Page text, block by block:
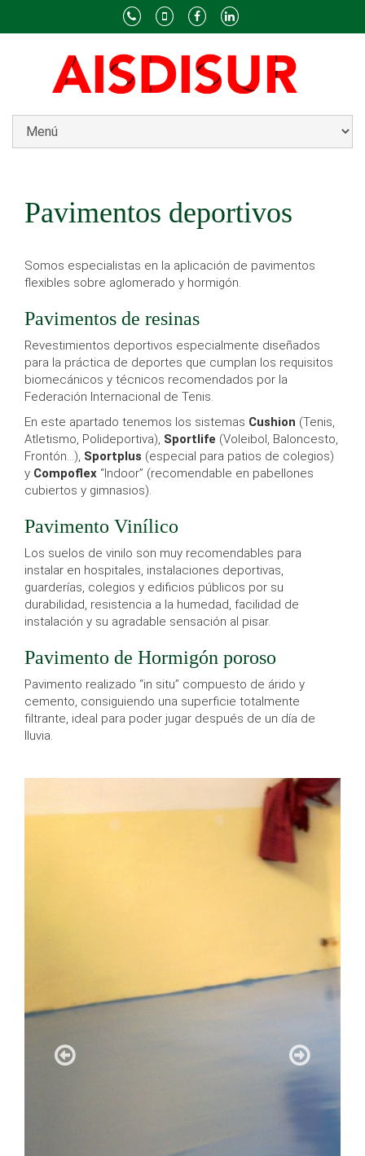
Pavimentos deportivos
Somos especialistas en la aplicación de pavimentos
flexibles sobre aglomerado y hormigón.
Pavimentos de resinas
Revestimientos deportivos especialmente diseñados
para la práctica de deportes que cumplan los requisitos
biomecánicos y técnicos recomendados por la
Federación Internacional de Tenis.
En este apartado tenemos los sistemas Cushion (Tenis,
Atletismo, Polideportiva), Sportlife (Voleibol, Baloncesto,
Frontón…), Sportplus (especial para patios de colegios)
y Compoflex “Indoor” (recomendable en pabellones
cubiertos y gimnasios).
Pavimento Vinílico
Los suelos de vinilo son muy recomendables para
instalar en hospitales, instalaciones deportivas,
guarderías, colegios y edificios públicos por su
durabilidad, resistencia a la humedad, facilidad de
instalación y su agradable sensación al pisar.
Pavimento de Hormigón poroso
Pavimento realizado “in situ” compuesto de árido y
cemento, consiguiendo una superficie totalmente
filtrante, ideal para poder jugar después de un día de
lluvia.